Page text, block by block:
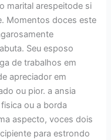
marital arespeitode si
Momentos doces este
Seu esposo
de trabalhos em
apreciador em
ou pior. a ansia
ou a borda
aspecto, voces dois
para estrondo